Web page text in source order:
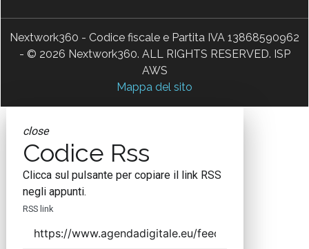
Nextwork360 - Codice fiscale e Partita IVA 13868590962
- © 2026 Nextwork360. ALL RIGHTS RESERVED. ISP
AWS
Mappa del sito
close
Codice Rss
Clicca sul pulsante per copiare il link RSS
negli appunti.
RSS link